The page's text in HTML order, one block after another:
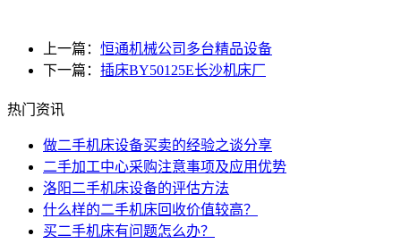
上一篇： 恒通机械公司多台精品设备
下一篇： 插床BY50125E长沙机床厂
热门资讯
做二手机床设备买卖的经验之谈分享
二手加工中心采购注意事项及应用优势
洛阳二手机床设备的评估方法
什么样的二手机床回收价值较高？
买二手机床有问题怎么办？